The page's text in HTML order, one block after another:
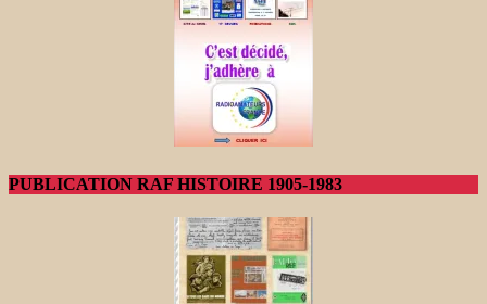
PUBLICATION RAF HISTOIRE 1905-1983